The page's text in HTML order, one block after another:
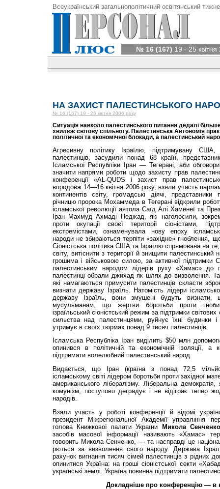
Всеукраїнський загальнополітичний освітянський
№ 16 (167) 19 - 25
НА ЗАХИСТ ПАЛЕСТИНСЬКОГО
№ 16 (167) 19 - 25 квітня 2006 року
Ситуація навколо палестинського пи­тання дедалі
хвилює світову спільноту. Па­лестинська Автономія
політичної та економічної блокади, а палестинський
Агресивну політику Ізраїлю, підтри­мувану
палестинців, засудили понад 68 країн,
Ісламської Республіки Іран — Тегерані, аби
значити напрями роботи щодо захисту прав
конференції «AL-QUDS і захист прав
впродовж 14—16 квітня 2006 року, взяли участь
континентів світу, громадські діячі, представники
річницю пророка Мохаммеда в Тегерані відкрили
ісламської революції аятола Саїд Алі Хаменеї та
Іран Махмуд Ахмаді Неджад, які наголосили,
проти окупації своєї території сіо­ністами,
екстремістами, ознаменувала нову епо­ху
народи не збираються терпіти «західне» гноблення,
Сіоністська політика США та Ізраї­лю спрямована на
світу, витіснити з території й знищити палестинський
грошима і військовою силою, за активної
палестинським на­родом лідерів руху «Хамас» до
палестинці обрали джихад як шлях до визволення.
які намагають­ся примусити палестинців скласти
визна­ти державу Ізраїль. Натомість лідери
державу Ізраїль, вони змушені будуть
мусульманам, що жертви боротьби проти
ізраїльський сіоністський режим за підтримки
сильства над палестинцями, руйнує їхні будинки
утримує в своїх тюрмах понад 9 тисяч па­лестинців.
Ісламська Республіка Іран виділить $50 млн
опинився в політичній та економічній ізоляції, а
підтримати волелюбний палестинський народ.
Видається, що Іран (країна з понад 72,5
ісламському світі лідером боротьби проти західної
американського лібералізму. Ліберальна
комунізм, поступово деградує і не відіграє тепер
народів.
Взяли участь у роботі конференції й відомі
президент Міжрегіональної Академії уп­равління
голова Книжкової палати України
Мико­ла Сенченко
засобів масової інформації називають «Хамас»
говорить Микола Сенченко, — та насправді це
рються за визволення свого народу. Дер­жава
рахунок вигнання тисяч сімей палестинців з рідних
опинитися Україна: на гроші сіоністської секти
українські землі. Україна повинна підтримати
Докладніше про конференцію — в